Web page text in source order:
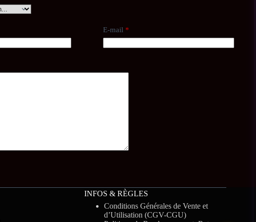
E-mail *
INFOS & RÈGLES
Conditions Générales de Vente et
d’Utilisation (CGV-CGU)